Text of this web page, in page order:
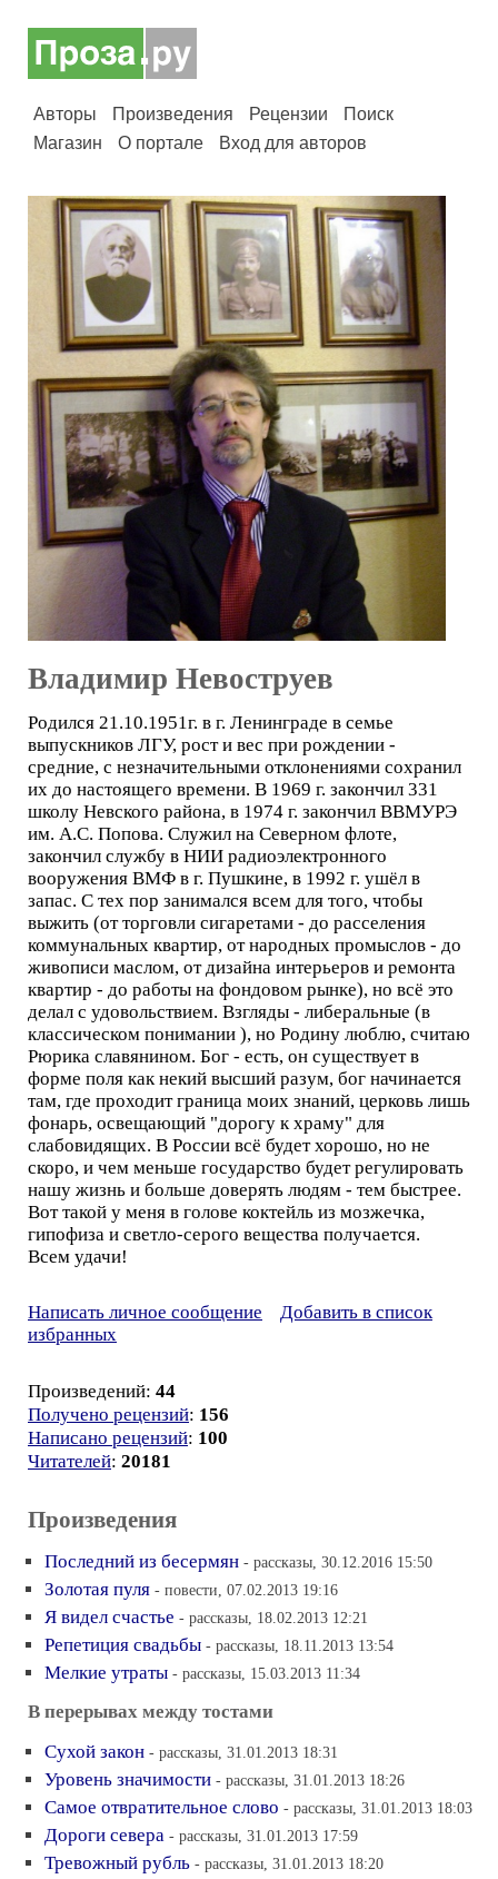
Авторы Произведения Рецензии
Поиск
Магазин
О портале Вход для авторов
Владимир Невоструев
Родился 21.10.1951г. в г. Ленинграде в семье
выпускников ЛГУ, рост и вес при рождении -
средние, с незначительными отклонениями сохранил
их до настоящего времени. В 1969 г. закончил 331
школу Невского района, в 1974 г. закончил ВВМУРЭ
им. А.С. Попова. Служил на Северном флоте,
закончил службу в НИИ радиоэлектронного
вооружения ВМФ в г. Пушкине, в 1992 г. ушёл в
запас. С тех пор занимался всем для того, чтобы
выжить (от торговли сигаретами - до расселения
коммунальных квартир, от народных промыслов - до
живописи маслом, от дизайна интерьеров и ремонта
квартир - до работы на фондовом рынке), но всё это
делал с удовольствием. Взгляды - либеральные (в
классическом понимании ), но Родину люблю, считаю
Рюрика славянином. Бог - есть, он существует в
форме поля как некий высший разум, бог начинается
там, где проходит граница моих знаний, церковь лишь
фонарь, освещающий "дорогу к храму" для
слабовидящих. В России всё будет хорошо, но не
скоро, и чем меньше государство будет регулировать
нашу жизнь и больше доверять людям - тем быстрее.
Вот такой у меня в голове коктейль из мозжечка,
гипофиза и светло-серого вещества получается.
Всем удачи!
Написать личное сообщение
Добавить в список
избранных
Произведений: 44
Получено рецензий: 156
Написано рецензий: 100
Читателей: 20181
Произведения
Последний из бесермян - рассказы, 30.12.2016 15:50
Золотая пуля - повести, 07.02.2013 19:16
Я видел счастье - рассказы, 18.02.2013 12:21
Репетиция свадьбы - рассказы, 18.11.2013 13:54
Мелкие утраты - рассказы, 15.03.2013 11:34
В перерывах между тостами
Сухой закон - рассказы, 31.01.2013 18:31
Уровень значимости - рассказы, 31.01.2013 18:26
Самое отвратительное слово - рассказы, 31.01.2013 18:03
Дороги севера - рассказы, 31.01.2013 17:59
Тревожный рубль - рассказы, 31.01.2013 18:20